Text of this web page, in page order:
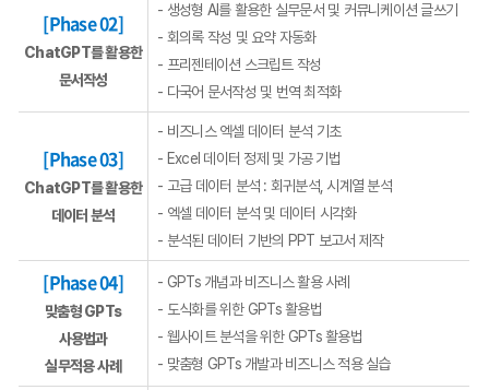
[Phase 02]
ChatGPT를 활용한
문서작성
- 생성형 AI를 활용한 실무문서 및 커뮤니케이션 글쓰기
- 회의록 작성 및 요약 자동화
- 프리젠테이션 스크립트 작성
- 다국어 문서작성 및 번역 최적화
[Phase 03]
ChatGPT를 활용한
데이터 분석
- 비즈니스 엑셀 데이터 분석 기초
- Excel 데이터 정제 및 가공 기법
- 고급 데이터 분석 : 회귀분석, 시계열 분석
- 엑셀 데이터 분석 및 데이터 시각화
- 분석된 데이터 기반의 PPT 보고서 제작
[Phase 04]
맞춤형 GPTs
사용법과
실무적용 사례
- GPTs 개념과 비즈니스 활용 사례
- 도식화를 위한 GPTs 활용법
- 웹사이트 분석을 위한 GPTs 활용법
- 맞춤형 GPTs 개발과 비즈니스 적용 실습